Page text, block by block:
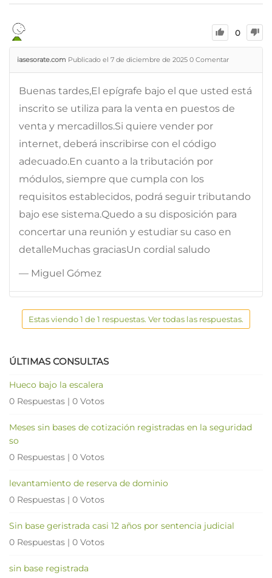
0
iasesorate.com Publicado el 7 de diciembre de 2025 0 Comentar
Buenas tardes,El epígrafe bajo el que usted está
inscrito se utiliza para la venta en puestos de
venta y mercadillos.Si quiere vender por
internet, deberá inscribirse con el código
adecuado.En cuanto a la tributación por
módulos, siempre que cumpla con los
requisitos establecidos, podrá seguir tributando
bajo ese sistema.Quedo a su disposición para
concertar una reunión y estudiar su caso en
detalleMuchas graciasUn cordial saludo
— Miguel Gómez
Estas viendo 1 de 1 respuestas. Ver todas las respuestas.
ÚLTIMAS CONSULTAS
Hueco bajo la escalera
0 Respuestas | 0 Votos
Meses sin bases de cotización registradas en la seguridad
so
0 Respuestas | 0 Votos
levantamiento de reserva de dominio
0 Respuestas | 0 Votos
Sin base geristrada casi 12 años por sentencia judicial
0 Respuestas | 0 Votos
sin base registrada